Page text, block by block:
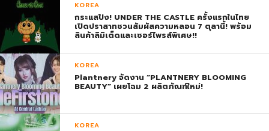
KOREA
กระแสปัง! UNDER THE CASTLE ครั้งแรกในไทย
เปิดปราสาทชวนสัมผัสความหลอน 7 ตุลานี้! พร้อม
สินค้าลิมิเต็ดและเซอร์ไพรส์พิเศษ!!
KOREA
Plantnery จัดงาน “PLANTNERY BLOOMING
BEAUTY” เผยโฉม 2 ผลิตภัณฑ์ใหม่!
KOREA